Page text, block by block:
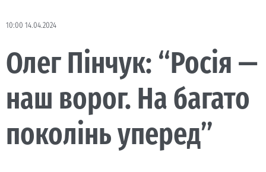
10:00 14.04.2024
Олег Пінчук: “Росія —
наш ворог. На багато
поколінь уперед”